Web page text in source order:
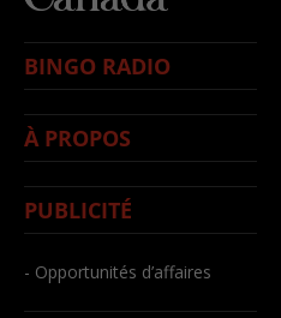
BINGO RADIO
À PROPOS
PUBLICITÉ
- Opportunités d’affaires